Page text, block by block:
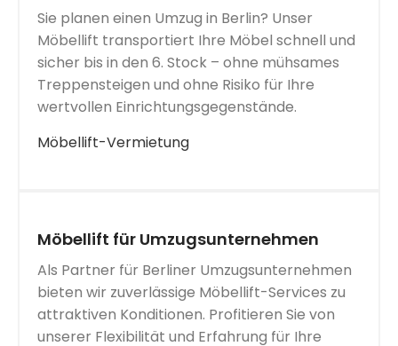
Sie planen einen Umzug in Berlin? Unser
Möbellift transportiert Ihre Möbel schnell und
sicher bis in den 6. Stock – ohne mühsames
Treppensteigen und ohne Risiko für Ihre
wertvollen Einrichtungsgegenstände.
Möbellift-Vermietung
Möbellift für Umzugsunternehmen
Als Partner für Berliner Umzugsunternehmen
bieten wir zuverlässige Möbellift-Services zu
attraktiven Konditionen. Profitieren Sie von
unserer Flexibilität und Erfahrung für Ihre